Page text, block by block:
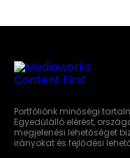
Portfóliónk minőségi
Egyedülálló elérést,
megjelenési lehetőséget
irányokat és fejlődési